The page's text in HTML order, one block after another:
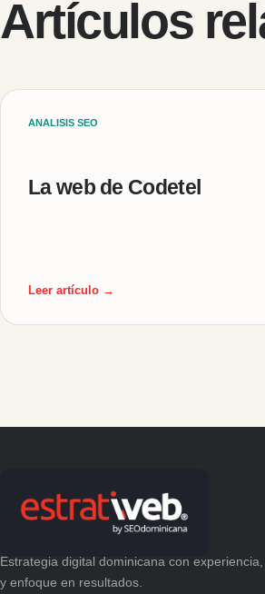
Artículos
ANALISIS SEO
La web de Codetel
Leer artículo →
Estrategia digital dominicana con
y enfoque en resultados.